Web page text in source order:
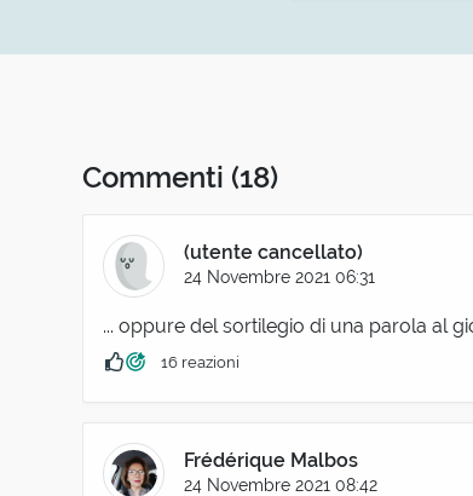
Commenti (18)
(utente cancellato)
24 Novembre 2021 06:31
... oppure del sortilegio di una parola al
16 reazioni
Frédérique Malbos
24 Novembre 2021 08:42